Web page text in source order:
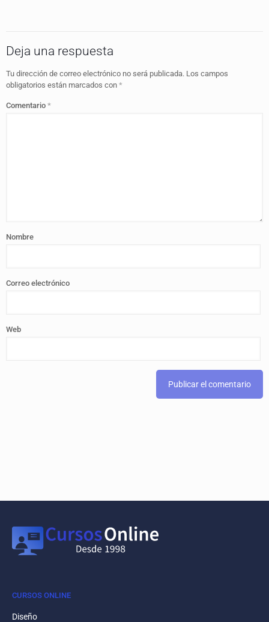
Deja una respuesta
Tu dirección de correo electrónico no será publicada. Los campos
obligatorios están marcados con *
Comentario *
Nombre
Correo electrónico
Web
CURSOS ONLINE
Diseño